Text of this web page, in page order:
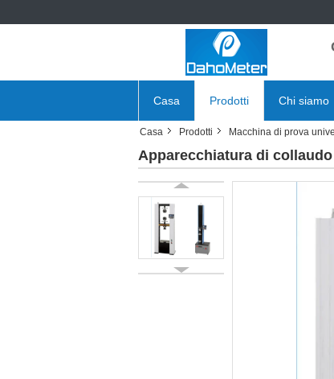
Casa Prodotti Chi siamo
Casa Prodotti Macchina di prova
Apparecchiatura di